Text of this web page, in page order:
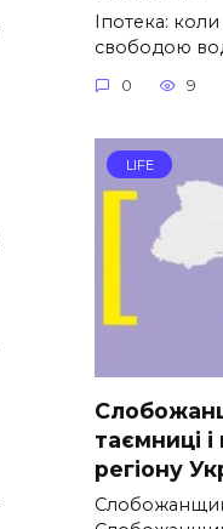
Іпотека: коли
свободою
0 9
LIFE
таємниці і
регіону